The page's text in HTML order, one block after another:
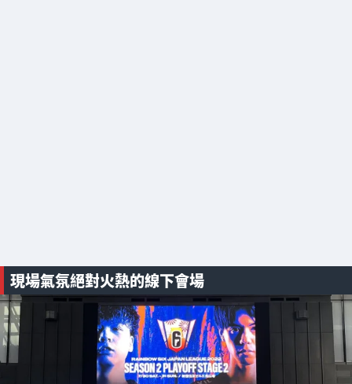
現場氣氛絕對火熱的線下會場